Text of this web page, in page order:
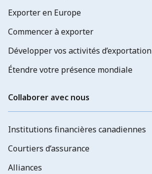
Exporter en Europe
Commencer à exporter
Développer vos activités d’exportation
Étendre votre présence mondiale
Collaborer avec nous
Institutions financières canadiennes
Courtiers d’assurance
Alliances